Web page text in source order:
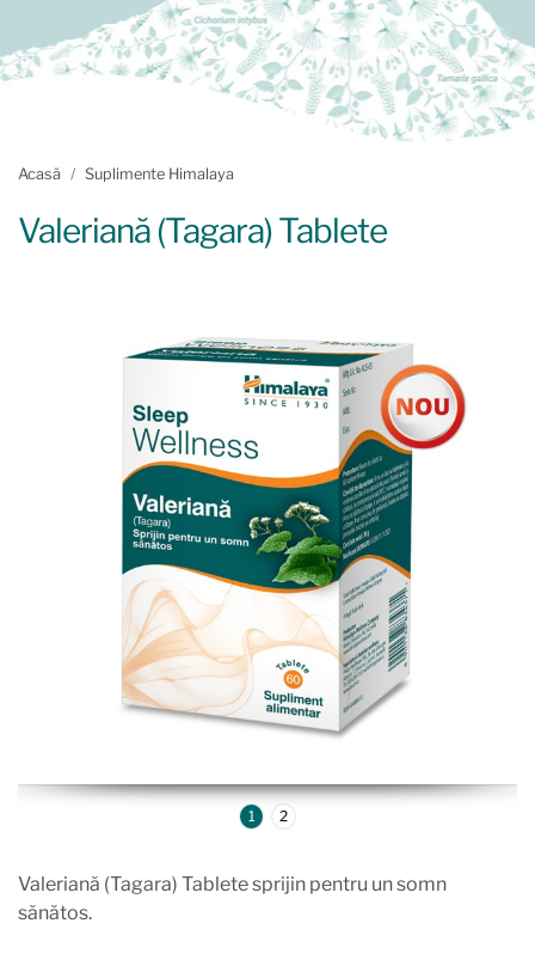
Acasă Suplimente Himalaya
Valeriană (Tagara) Tablete
1 2
Valeriană (Tagara) Tablete sprijin pentru un somn
sănătos.